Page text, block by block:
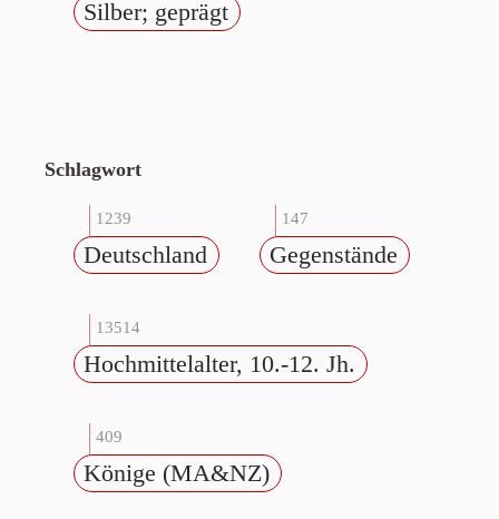
Silber; geprägt
Schlagwort
1239
Deutschland
147
Gegenstände
13514
Hochmittelalter, 10.-12. Jh.
409
Könige (MA&NZ)